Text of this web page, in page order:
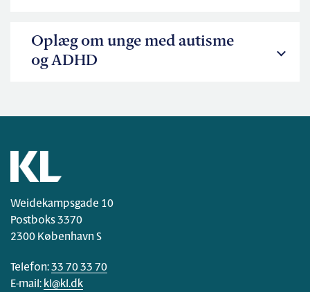
Oplæg om unge med autisme
og ADHD
Weidekampsgade 10
Postboks 3370
2300 København S
Telefon:33 70 33 70
E-mail: kl@kl.dk